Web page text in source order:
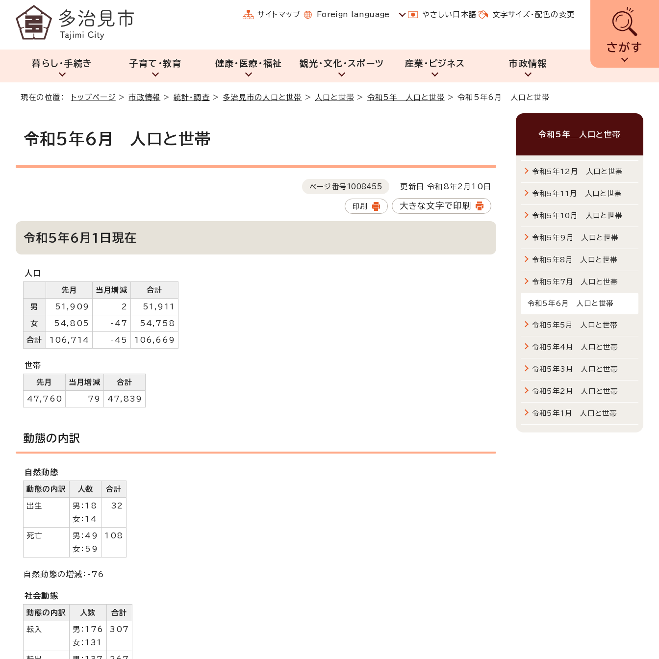
サイトマップ Foreign language やさしい日本語 文字サイズ・配色の変更
さがす
暮らし・手続き 子育て・教育 健康・医療・福祉 観光・文化・スポーツ 産業・ビジネス 市政情報
現在の位置： トップページ >市政情報 > 統計・調査 > 多治見市の人口と世帯 > 人口と世帯 > 令和5年 人口と世帯 >令和5年6月 人口と世帯
令和5年6月 人口と世帯
ページ番号1008455 更新日 令和8年2月10日
印刷 大きな文字で印刷
令和5年6月1日現在
人口
先月 当月増減 合計
男 51,909 2 51,911
女 54,805 -47 54,758
合計 106,714 -45 106,669
世帯
先月 当月増減 合計
47,760 79 47,839
動態の内訳
自然動態
動態の内訳 人数 合計
出生
男：18
女：14
32
死亡
男：49
女：59
108
自然動態の増減：-76
社会動態
動態の内訳 人数 合計
転入
男：176
女：131
307
令和5年 人口と世帯
令和5年12月 人口と世帯
令和5年11月 人口と世帯
令和5年10月 人口と世帯
令和5年9月 人口と世帯
令和5年8月 人口と世帯
令和5年7月 人口と世帯
令和5年6月 人口と世帯
令和5年5月 人口と世帯
令和5年4月 人口と世帯
令和5年3月 人口と世帯
令和5年2月 人口と世帯
令和5年1月 人口と世帯